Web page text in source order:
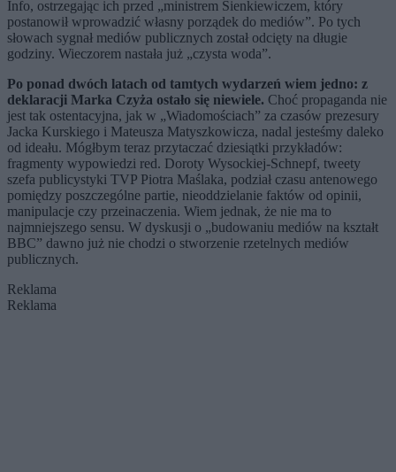
Info, ostrzegając ich przed „ministrem Sienkiewiczem, który
postanowił wprowadzić własny porządek do mediów”. Po tych
słowach sygnał mediów publicznych został odcięty na długie
godziny. Wieczorem nastała już „czysta woda”.
Po ponad dwóch latach od tamtych wydarzeń wiem jedno: z
deklaracji Marka Czyża ostało się niewiele. Choć propaganda nie
jest tak ostentacyjna, jak w „Wiadomościach” za czasów prezesury
Jacka Kurskiego i Mateusza Matyszkowicza, nadal jesteśmy daleko
od ideału. Mógłbym teraz przytaczać dziesiątki przykładów:
fragmenty wypowiedzi red. Doroty Wysockiej-Schnepf, tweety
szefa publicystyki TVP Piotra Maślaka, podział czasu antenowego
pomiędzy poszczególne partie, nieoddzielanie faktów od opinii,
manipulacje czy przeinaczenia. Wiem jednak, że nie ma to
najmniejszego sensu. W dyskusji o „budowaniu mediów na kształt
BBC” dawno już nie chodzi o stworzenie rzetelnych mediów
publicznych.
Reklama
Reklama